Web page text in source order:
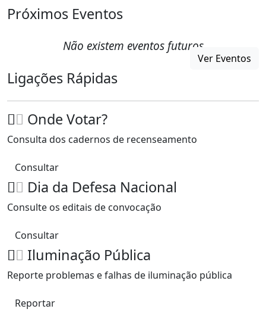
Próximos Eventos
Não existem eventos futuros
Ver Eventos
Ligações Rápidas
Onde Votar?
Consulta dos cadernos de recenseamento
Consultar
Dia da Defesa Nacional
Consulte os editais de convocação
Consultar
Iluminação Pública
Reporte problemas e falhas de iluminação pública
Reportar